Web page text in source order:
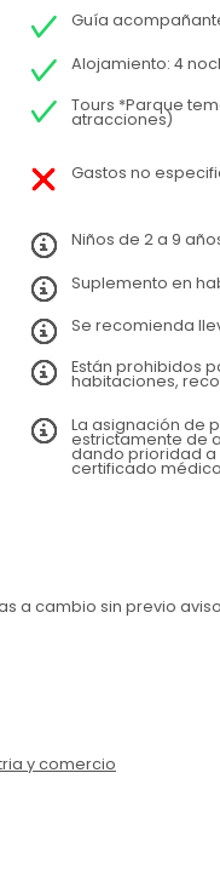
Guía
Alojamiento: 4
Tours *Parque
atracciones)
Gastos no
Niños de 2 a 9
Suplemento en
Se recomienda
Están prohibidos
habitaciones,
La asignación de
estrictamente de
dando prioridad
certificado médico
a cambio sin previo
y comercio